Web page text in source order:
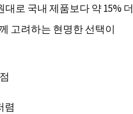
로 국내 제품보다 약 15% 더
고려하는 현명한 선택이
렴